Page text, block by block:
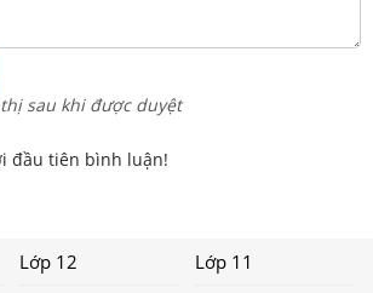
sau khi được duyệt
đầu tiên bình luận!
Lớp 12
Lớp 11